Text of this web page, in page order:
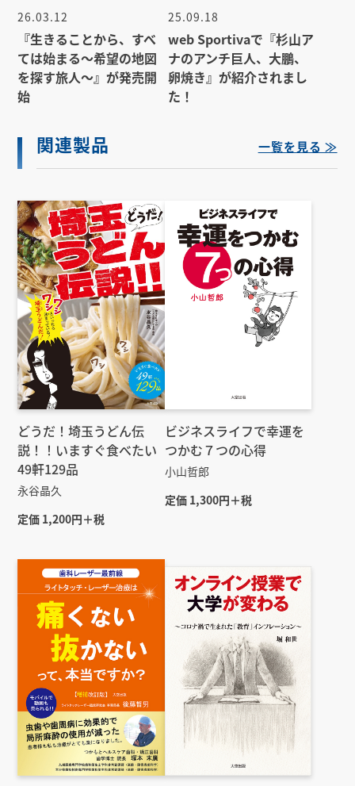
26.03.12
『生きることから、すべ
ては始まる～希望の地図
を探す旅人～』が発売開
始
25.09.18
web Sportivaで『杉山ア
ナのアンチ巨人、大鵬、
卵焼き』が紹介されまし
た！
関連製品 一覧を見る ≫
どうだ！埼玉うどん伝
説！！いますぐ食べたい
49軒129品
永谷晶久
定価 1,200円＋税
ビジネスライフで幸運を
つかむ７つの心得
小山哲郎
定価 1,300円＋税